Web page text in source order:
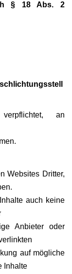
§ 18 Abs. 2
an
Websites Dritter,
auch keine
Anbieter oder
auf mögliche
Inhalte